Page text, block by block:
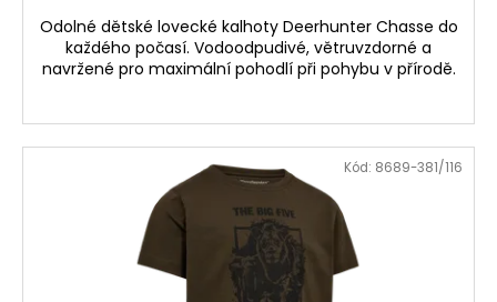
Odolné dětské lovecké kalhoty Deerhunter Chasse do
každého počasí. Vodoodpudivé, větruvzdorné a
navržené pro maximální pohodlí při pohybu v přírodě.
Kód: 8689-381/116